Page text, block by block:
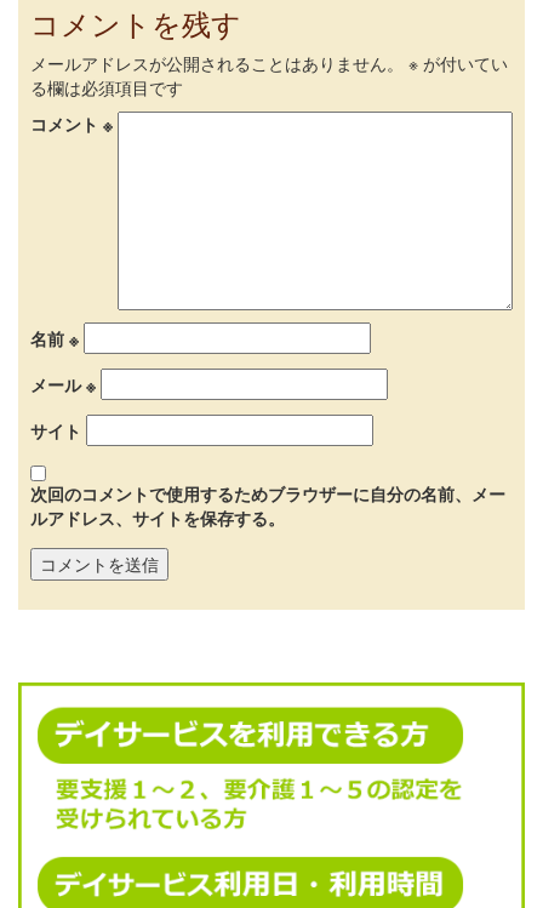
コメントを残す
メールアドレスが公開されることはありません。 ※ が付いてい
る欄は必須項目です
コメント ※
名前 ※
メール※
サイト
次回のコメントで使用するためブラウザーに自分の名前、メー
ルアドレス、サイトを保存する。